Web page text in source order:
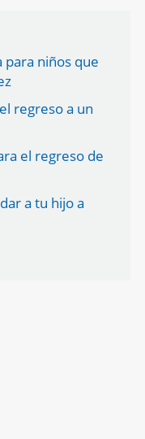
para niños que
regreso a un
el regreso de
a tu hijo a